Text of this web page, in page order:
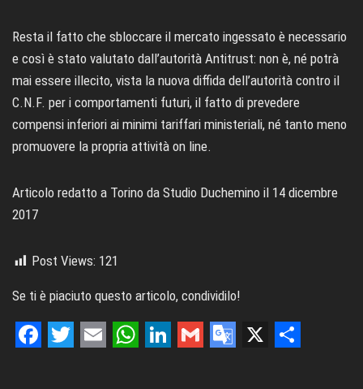
Resta il fatto che sbloccare il mercato ingessato è necessario
e così è stato valutato dall’autorità Antitrust: non è, né potrà
mai essere illecito, vista la nuova diffida dell’autorità contro il
C.N.F. per i comportamenti futuri, il fatto di prevedere
compensi inferiori ai minimi tariffari ministeriali, né tanto meno
promuovere la propria attività on line.
Articolo redatto a Torino da Studio Duchemino il 14 dicembre
2017
Post Views: 121
Se ti è piaciuto questo articolo, condividilo!